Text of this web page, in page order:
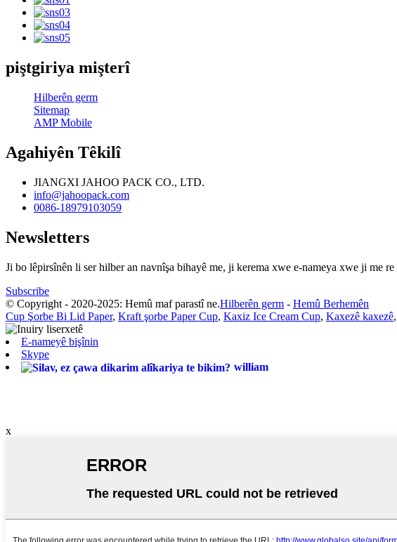
piştgiriya mişterî
Hilberên germ
Sitemap
AMP Mobile
Agahiyên Têkilî
JIANGXI JAHOO PACK CO., LTD.
info@jahoopack.com
0086-18979103059
Newsletters
Ji bo lêpirsînên li ser hilber an navnîşa bihayê me, ji kerema xwe e-nameya xwe ji me
Subscribe
© Copyright - 2020-2025: Hemû maf parastî ne.Hilberên germ - Hemû Berhemên
Cup Şorbe Bi Lid Paper, Kraft şorbe Paper Cup, Kaxiz Ice Cream Cup, Kaxezê kaxezê,
E-nameyê bişînin
Skype
william
x